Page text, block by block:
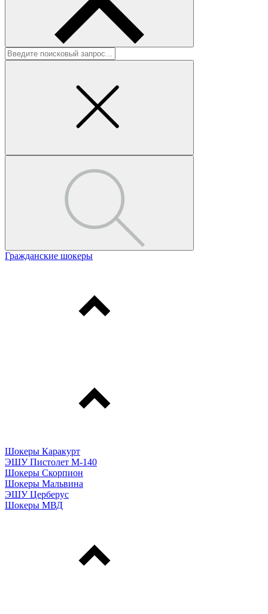
Гражданские шокеры
Шокеры Каракурт
ЭШУ Пистолет М-140
Шокеры Скорпион
Шокеры Мальвина
ЭШУ Церберус
Шокеры МВД